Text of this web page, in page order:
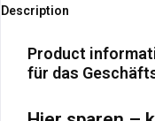
Description
Product
für das